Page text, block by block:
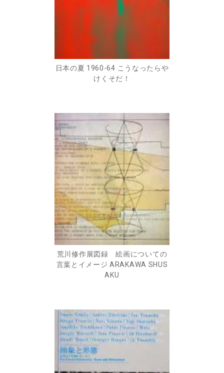
日本の夏 1960-64 こうなったらや
けくそだ！
荒川修作展図録 絵画についての
言葉とイメージ ARAKAWA SHUS
AKU